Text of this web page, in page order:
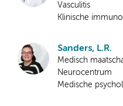
Vasculitis
Klinische
Sanders, L.R.
Medisch
Neurocentrum
Medische